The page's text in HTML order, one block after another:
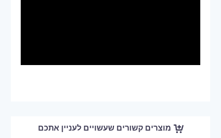
מוצרים קשורים שעשויים לעניין אתכם